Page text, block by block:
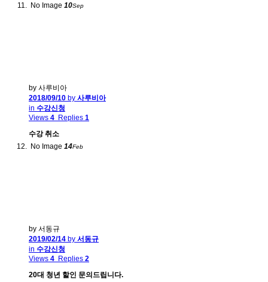
No Image 10Sep
by 사루비아
2018/09/10 by 사루비아
in 수강신청
Views 4 Replies 1
수강 취소
No Image 14Feb
by 서동규
2019/02/14 by 서동규
in 수강신청
Views 4 Replies 2
20대 청년 할인 문의드립니다.